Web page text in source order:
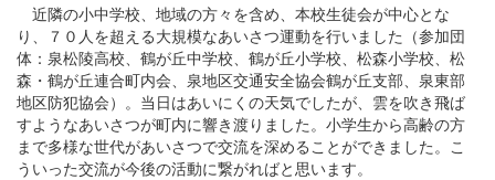
近隣の小中学校、地域の方々を含め、本校生徒会が中心とな
り、７０人を超える大規模なあいさつ運動を行いました（参加団
体：泉松陵高校、鶴が丘中学校、鶴が丘小学校、松森小学校、松
森・鶴が丘連合町内会、泉地区交通安全協会鶴が丘支部、泉東部
地区防犯協会）。当日はあいにくの天気でしたが、雲を吹き飛ば
すようなあいさつが町内に響き渡りました。小学生から高齢の方
まで多様な世代があいさつで交流を深めることができました。こ
ういった交流が今後の活動に繋がればと思います。